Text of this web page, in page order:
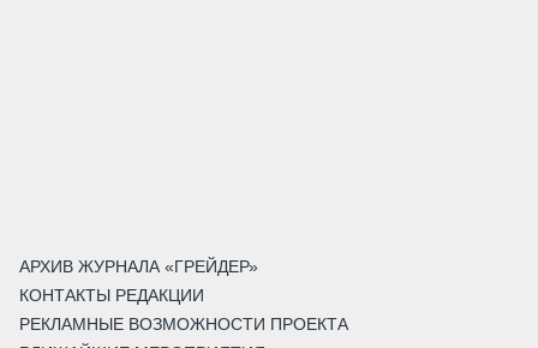
АРХИВ ЖУРНАЛА «ГРЕЙДЕР»
КОНТАКТЫ РЕДАКЦИИ
РЕКЛАМНЫЕ ВОЗМОЖНОСТИ ПРОЕКТА